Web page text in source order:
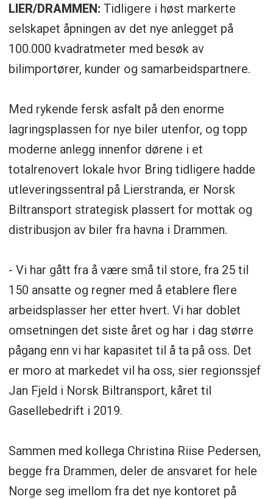
LIER/DRAMMEN: Tidligere i høst markerte
selskapet åpningen av det nye anlegget på
100.000 kvadratmeter med besøk av
bilimportører, kunder og samarbeidspartnere.
Med rykende fersk asfalt på den enorme
lagringsplassen for nye biler utenfor, og topp
moderne anlegg innenfor dørene i et
totalrenovert lokale hvor Bring tidligere hadde
utleveringssentral på Lierstranda, er Norsk
Biltransport strategisk plassert for mottak og
distribusjon av biler fra havna i Drammen.
- Vi har gått fra å være små til store, fra 25 til
150 ansatte og regner med å etablere flere
arbeidsplasser her etter hvert. Vi har doblet
omsetningen det siste året og har i dag større
pågang enn vi har kapasitet til å ta på oss. Det
er moro at markedet vil ha oss, sier regionssjef
Jan Fjeld i Norsk Biltransport, kåret til
Gasellebedrift i 2019.
Sammen med kollega Christina Riise Pedersen,
begge fra Drammen, deler de ansvaret for hele
Norge seg imellom fra det nye kontoret på